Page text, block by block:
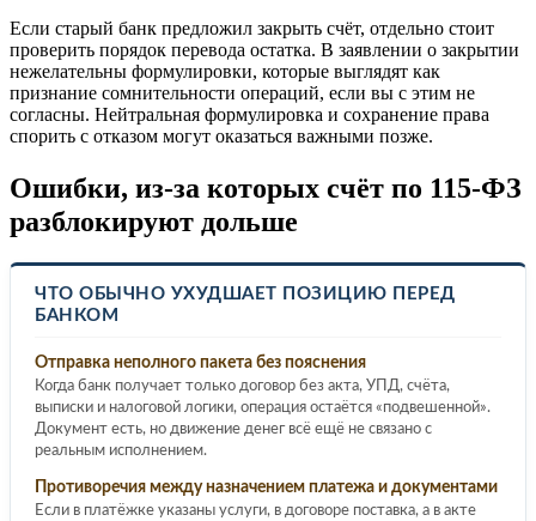
Если старый банк предложил закрыть счёт, отдельно стоит
проверить порядок перевода остатка. В заявлении о закрытии
нежелательны формулировки, которые выглядят как
признание сомнительности операций, если вы с этим не
согласны. Нейтральная формулировка и сохранение права
спорить с отказом могут оказаться важными позже.
Ошибки, из-за которых счёт по 115-ФЗ
разблокируют дольше
ЧТО ОБЫЧНО УХУДШАЕТ ПОЗИЦИЮ ПЕРЕД
БАНКОМ
Отправка неполного пакета без пояснения
Когда банк получает только договор без акта, УПД, счёта,
выписки и налоговой логики, операция остаётся «подвешенной».
Документ есть, но движение денег всё ещё не связано с
реальным исполнением.
Противоречия между назначением платежа и документами
Если в платёжке указаны услуги, в договоре поставка, а в акте